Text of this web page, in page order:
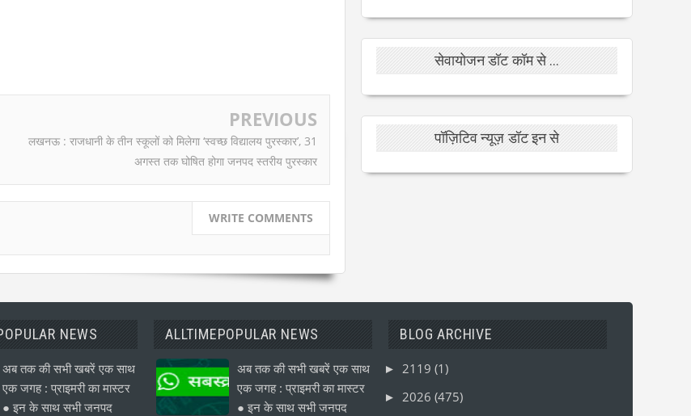
PREVIOUS
लखनऊ : राजधानी के तीन स्कूलों को मिलेगा ‘स्वच्छ विद्यालय पुरस्कार’, 31
अगस्त तक घोषित होगा जनपद स्तरीय पुरस्कार
WRITE COMMENTS
सेवायोजन डॉट कॉम से ...
पॉज़िटिव न्यूज़ डॉट इन से
NEWS
अब तक की सभी खबरें एक साथ
एक जगह : प्राइमरी का मास्टर
● इन के साथ सभी जनपद
ALLTIMEPOPULAR NEWS
अब तक की सभी खबरें एक साथ
एक जगह : प्राइमरी का मास्टर
● इन के साथ सभी जनपद
BLOG ARCHIVE
► 2119(1)
► 2026(475)